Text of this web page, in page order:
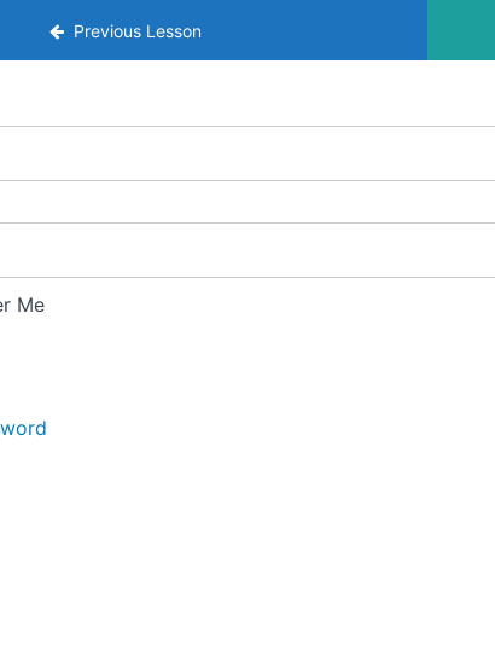
Quattrocento al Manierismo
Previous Lesson
Me